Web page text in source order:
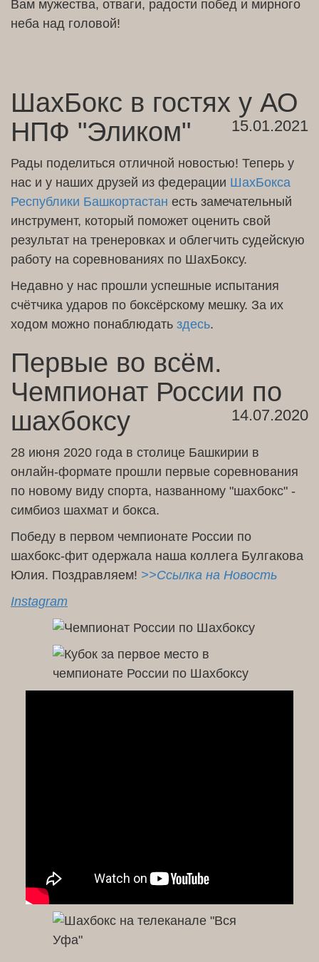
Вам мужества, отваги, радости побед и мирного
неба над головой!
ШахБокс в гостях у АО
НПФ "Эликом"
15.01.2021
Рады поделиться отличной новостью! Теперь у
нас и у наших друзей из федерации ШахБокса
Республики Башкортастан есть замечательный
инструмент, который поможет оценить свой
результат на тренеровках и облегчить судейскую
работу на соревнованиях по ШахБоксу.
Недавно у нас прошли успешные испытания
счётчика ударов по боксёрскому мешку. За их
ходом можно понаблюдать здесь.
Первые во всём.
Чемпионат России по
шахбоксу
14.07.2020
28 июня 2020 года в столице Башкирии в
онлайн-формате прошли первые соревнования
по новому виду спорта, названному "шахбокс" -
симбиоз шахмат и бокса.
Победу в первом чемпионате России по
шахбокс-фит одержала наша коллега Булгакова
Юлия. Поздравляем! >>Ссылка на Новость
Instagram